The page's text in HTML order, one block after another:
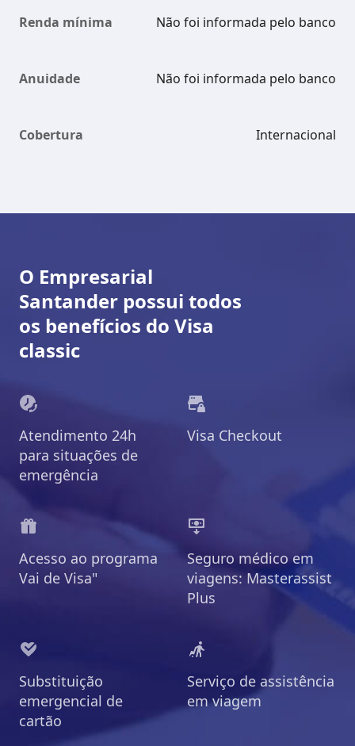
Renda mínima Não foi informada pelo banco
Anuidade Não foi informada pelo banco
Cobertura Internacional
O Empresarial
Santander possui todos
os benefícios do Visa
classic
Atendimento 24h
para situações de
emergência
Visa Checkout
Acesso ao programa
Vai de Visa"
Seguro médico em
viagens: Masterassist
Plus
Substituição
emergencial de
cartão
Serviço de assistência
em viagem